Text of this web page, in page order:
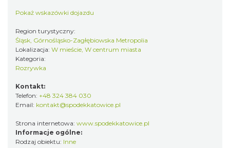
Pokaż wskazówki dojazdu
Region turystyczny:
Śląsk, Górnośląsko-Zagłębiowska Metropolia
Lokalizacja: W mieście, W centrum miasta
Kategoria:
Rozrywka
Kontakt:
Telefon: +48 324 384 030
Email: kontakt@spodekkatowice.pl
Strona internetowa: www.spodekkatowice.pl
Informacje ogólne:
Rodzaj obiektu: Inne